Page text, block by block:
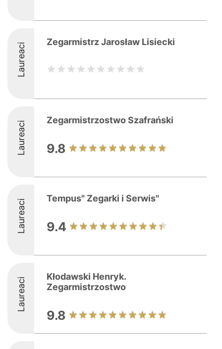
Laureaci Zegarmistrz Jarosław Lisiecki
Laureaci Zegarmistrzostwo Szafrański
9.8
Laureaci Tempus" Zegarki i Serwis"
9.4
Laureaci
Kłodawski Henryk.
Zegarmistrzostwo
9.8